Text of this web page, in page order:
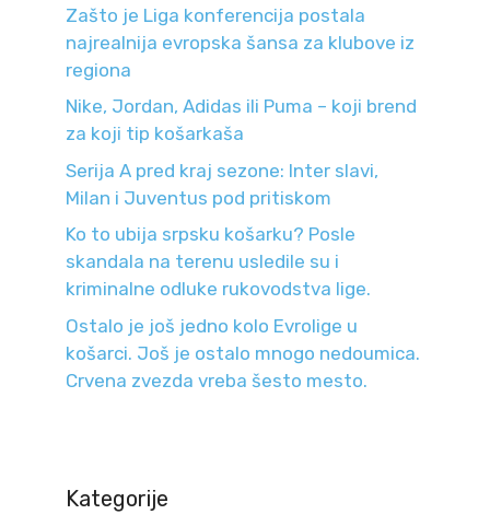
Zašto je Liga konferencija postala
najrealnija evropska šansa za klubove iz
regiona
Nike, Jordan, Adidas ili Puma – koji brend
za koji tip košarkaša
Serija A pred kraj sezone: Inter slavi,
Milan i Juventus pod pritiskom
Ko to ubija srpsku košarku? Posle
skandala na terenu usledile su i
kriminalne odluke rukovodstva lige.
Ostalo je još jedno kolo Evrolige u
košarci. Još je ostalo mnogo nedoumica.
Crvena zvezda vreba šesto mesto.
Kategorije